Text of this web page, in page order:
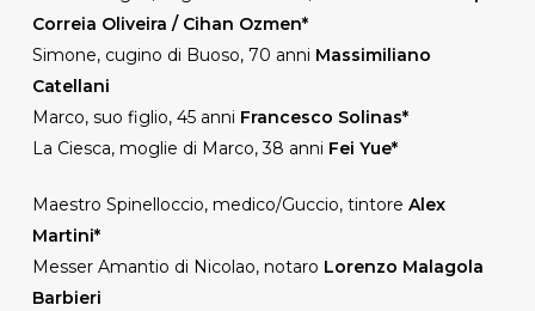
Correia Oliveira / Cihan Ozmen*
Simone, cugino di Buoso, 70 anni Massimiliano
Catellani
Marco, suo figlio, 45 anni Francesco Solinas*
La Ciesca, moglie di Marco, 38 anni Fei Yue*
Maestro Spinelloccio, medico/Guccio, tintore Alex
Martini*
Messer Amantio di Nicolao, notaro Lorenzo Malagola
Barbieri